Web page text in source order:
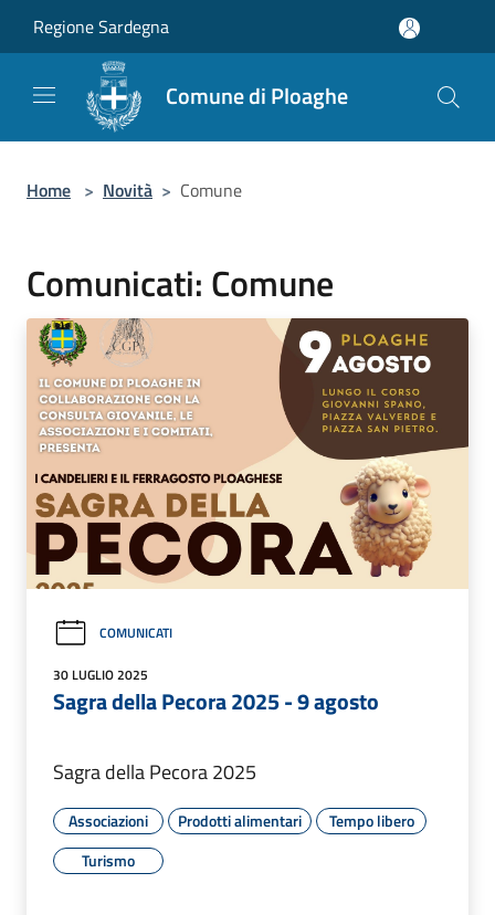
Regione Sardegna
Comune di Ploaghe
Home > Novità > Comune
Comunicati: Comune
COMUNICATI
30 LUGLIO 2025
Sagra della Pecora 2025 - 9 agosto
Sagra della Pecora 2025
Associazioni Prodotti alimentari
Tempo libero
Turismo